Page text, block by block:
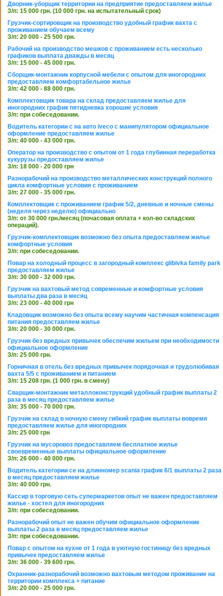
Дворник-уборщик территории на предприятие предоставляем жилье
З/п: 15 000 грн. (10 000 грн. на испытательный срок)
Грузчик-сортировщик на производство удобный график вахта с
проживанием обучаем всему
З/п: 20 000 - 25 500 грн.
Рабочий на производство мешков с проживанием есть несколько
графиков выплата дважды в месяц
З/п: 15 000 - 45 000 грн.
Сборщик-монтажник корпусной мебели с опытом для иногородних
предоставляем комфортабельное жилье
З/п: 42 000 - 88 000 грн.
Комплектовщик товара на склад предоставляем жилье для
иногородних график пятидневка хорошие условия
З/п: при собеседовании.
Водитель категории с на авто iveco с манипулятором официальное
оформление предоставляем жилье
З/п: 40 000 - 43 000 грн.
Оператор на производство с опытом от 1 года глубинная переработка
кукурузы предоставляем жилье
З/п: 18 000 - 20 000 грн
Разнорабочий на производство металлических конструкций полного
цикла комфортные условия с проживанием
З/п: 27 000 - 35 000 грн.
Комплектовщик с проживанием график 5/2, дневные и ночные смены
(неделя через неделю) официально
З/п: от 30 000 грн./месяц (почасовая оплата + кол-во складских
операций).
Грузчик-комплектовщик возможно без опыта предоставляем жилье
комфортные условия
З/п: при собеседовании.
Повар на холодный процесс в загородный комплекс glibivka family park
предоставляем жилье
З/п: 30 000 - 32 000 грн.
Грузчик на вахтовый метод современные и комфортные условия
выплаты два раза в месяц
З/п: 23 000 - 40 000 грн
Кладовщик возможно без опыта всему научим частичная компенсация
питания предоставляем жилье
З/п: 20 000 - 30 000 грн.
Грузчик без вредных привычек обеспечим жильем при необходимости
официальное оформление
З/п: 25 000 грн.
Горничная в отель без вредных привычек порядочная и трудолюбивая
вахта 5/5 с проживанием и питанием
З/п: 15 208 грн. (1 000 грн. в смену)
Сварщик-монтажник металлоконструкций удобный график выплаты 2
раза в месяц предоставляем жилье
З/п: 35 000 - 70 000 грн.
Грузчик на склад в ночную смену гибкий график выплаты вовремя
предоставляем жилье для иногородних
З/п: 25 000 грн
Грузчик на мусоровоз предоставляем бесплатное жилье
своевременные выплаты официальное оформление
З/п: 26 000 - 40 000 грн.
Водитель категории се на длинномер scania график 6/1 выплаты 2 раза
в месяц предоставляем жилье
З/п: 40 000 грн.
Кассир в торговую сеть супермаркетов опыт не важен предоставляем
жилье - хостел для иногородних
З/п: при собеседовании.
Разнорабочий опыт не важен обучим официальное оформление
выплаты 2 раза в месяц предоставляем жилье
З/п: при собеседовании.
Повар с опытом на кухне от 1 года в уютную гостиницу без вредных
привычек предоставляем жилье
З/п: 36 000 - 39 600 грн.
Охранник-разнорабочий возможно вахтовым методом проживание на
территории комплекса + питание
З/п: 20 000 - 25 000 грн.